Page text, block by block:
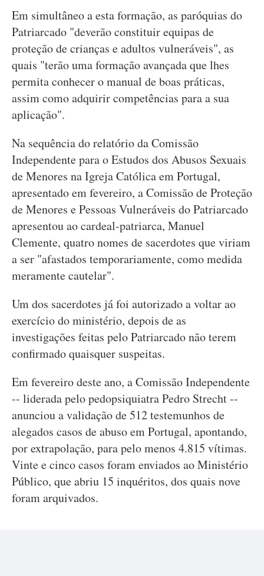
Em simultâneo a esta formação, as paróquias do
Patriarcado "deverão constituir equipas de
proteção de crianças e adultos vulneráveis", as
quais "terão uma formação avançada que lhes
permita conhecer o manual de boas práticas,
assim como adquirir competências para a sua
aplicação".
Na sequência do relatório da Comissão
Independente para o Estudos dos Abusos Sexuais
de Menores na Igreja Católica em Portugal,
apresentado em fevereiro, a Comissão de Proteção
de Menores e Pessoas Vulneráveis do Patriarcado
apresentou ao cardeal-patriarca, Manuel
Clemente, quatro nomes de sacerdotes que viriam
a ser "afastados temporariamente, como medida
meramente cautelar".
Um dos sacerdotes já foi autorizado a voltar ao
exercício do ministério, depois de as
investigações feitas pelo Patriarcado não terem
confirmado quaisquer suspeitas.
Em fevereiro deste ano, a Comissão Independente
-- liderada pelo pedopsiquiatra Pedro Strecht --
anunciou a validação de 512 testemunhos de
alegados casos de abuso em Portugal, apontando,
por extrapolação, para pelo menos 4.815 vítimas.
Vinte e cinco casos foram enviados ao Ministério
Público, que abriu 15 inquéritos, dos quais nove
foram arquivados.